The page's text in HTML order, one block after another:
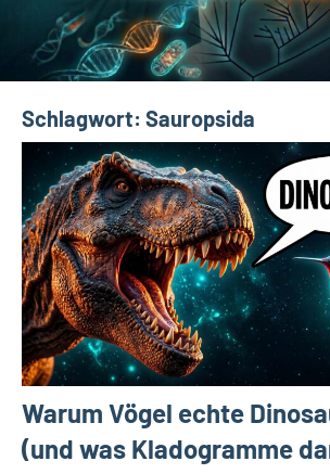
Schlagwort: Sauropsida
Warum Vögel echte
(und was Kladogramme